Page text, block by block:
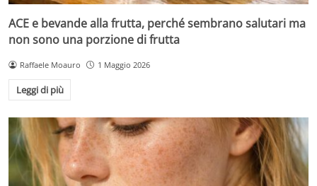
ACE e bevande alla frutta, perché sembrano salutari ma
non sono una porzione di frutta
Raffaele Moauro 1 Maggio 2026
Leggi di più